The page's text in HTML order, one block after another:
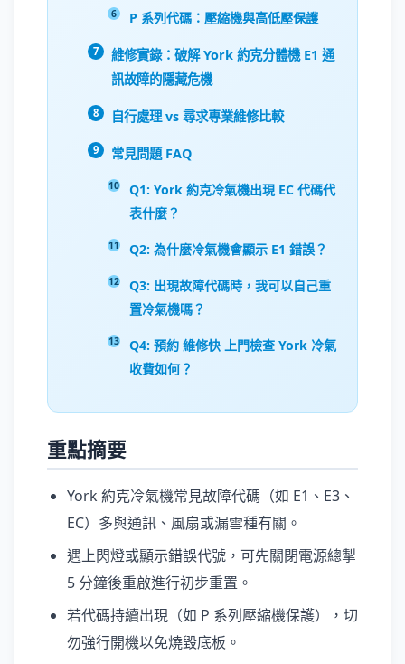
P 系列代碼：壓縮機與高低壓保護
維修實錄：破解 York 約克分體機 E1 通
訊故障的隱藏危機
自行處理 vs 尋求專業維修比較
常見問題 FAQ
Q1: York 約克冷氣機出現 EC 代碼代
表什麼？
Q2: 為什麼冷氣機會顯示 E1 錯誤？
Q3: 出現故障代碼時，我可以自己重
置冷氣機嗎？
Q4: 預約 維修快 上門檢查 York 冷氣
收費如何？
重點摘要
York 約克冷氣機常見故障代碼（如 E1、E3、
EC）多與通訊、風扇或漏雪種有關。
遇上閃燈或顯示錯誤代號，可先關閉電源總掣
5 分鐘後重啟進行初步重置。
若代碼持續出現（如 P 系列壓縮機保護），切
勿強行開機以免燒毀底板。